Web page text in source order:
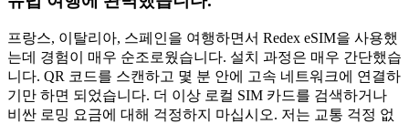
프랑스, 이탈리아, 스페인을 여행하면서 Redex eSIM을 사용했
는데 경험이 매우 순조로웠습니다. 설치 과정은 매우 간단했습
니다. QR 코드를 스캔하고 몇 분 안에 고속 네트워크에 연결하
기만 하면 되었습니다. 더 이상 로컬 SIM 카드를 검색하거나
비싼 로밍 요금에 대해 걱정하지 마십시오. 저는 교통 걱정 없